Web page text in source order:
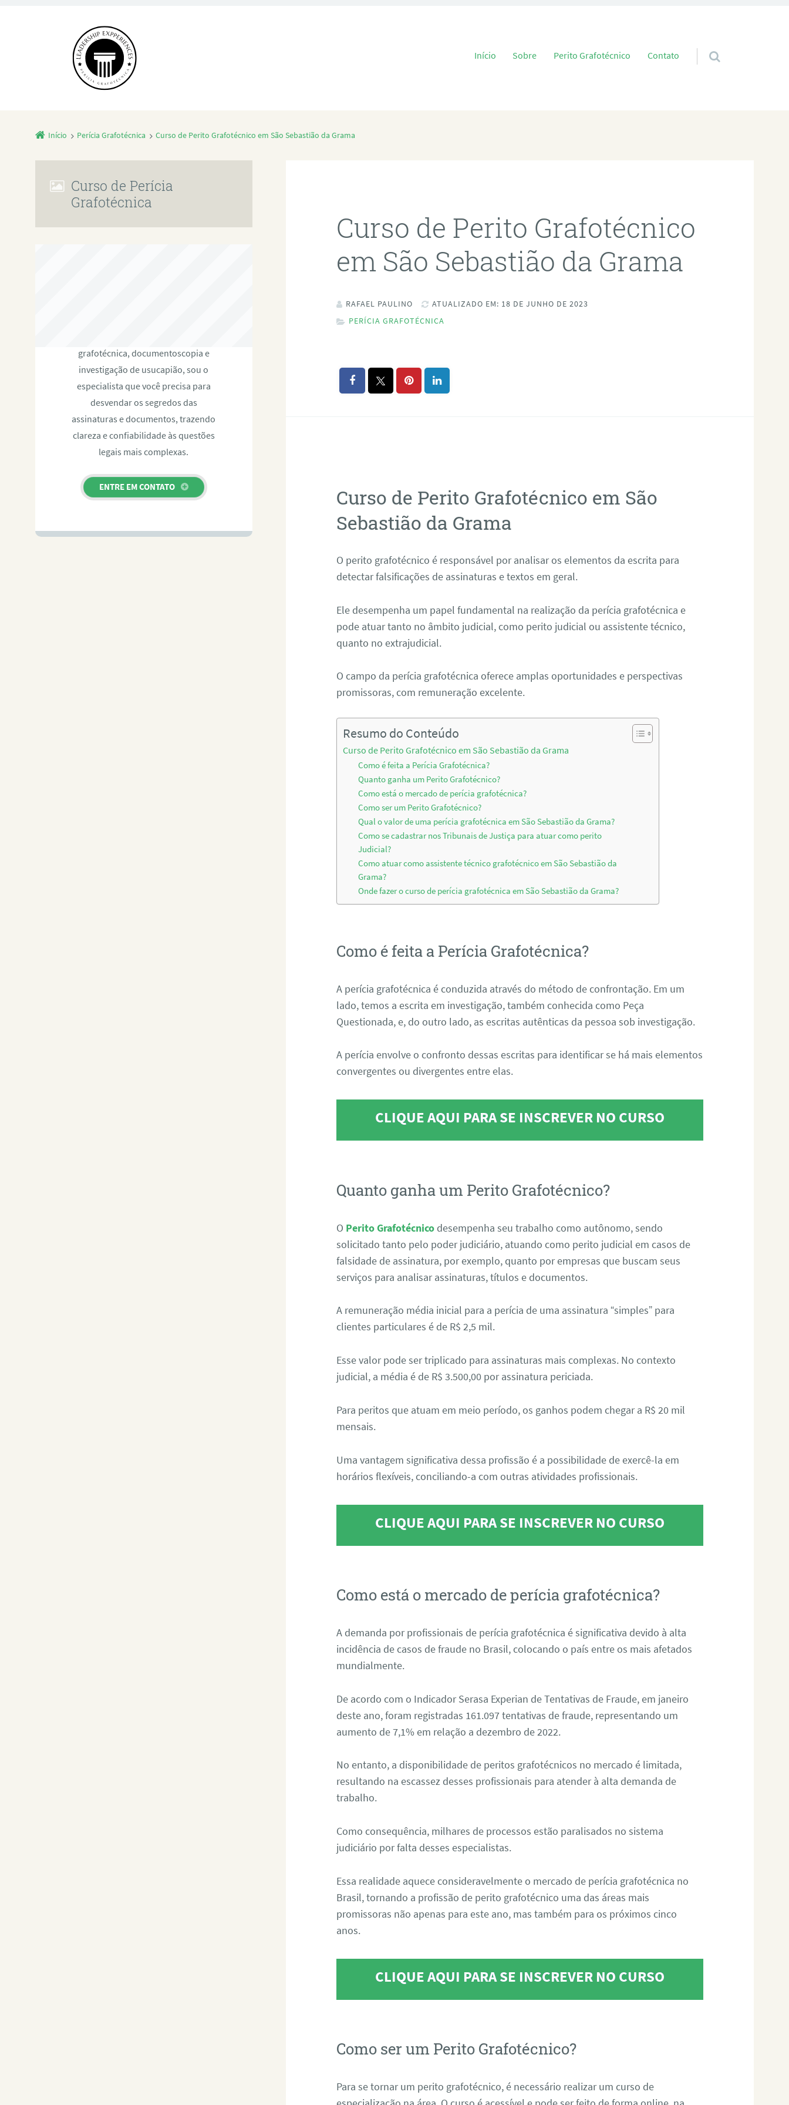
Pular para o conteúdo
Início Sobre Perito Grafotécnico Contato
Início Perícia Grafotécnica Curso de Perito Grafotécnico em São Sebastião da Grama
Curso de Perito Grafotécnico
em São Sebastião da Grama
RAFAEL PAULINO
ATUALIZADO EM: 18 DE JUNHO DE 2023
PERÍCIA GRAFOTÉCNICA
Curso de Perito Grafotécnico em São
Sebastião da Grama
O perito grafotécnico é responsável por analisar os elementos da escrita para
detectar falsificações de assinaturas e textos em geral.
Ele desempenha um papel fundamental na realização da perícia grafotécnica e
pode atuar tanto no âmbito judicial, como perito judicial ou assistente técnico,
quanto no extrajudicial.
O campo da perícia grafotécnica oferece amplas oportunidades e perspectivas
promissoras, com remuneração excelente.
Resumo do Conteúdo
Curso de Perito Grafotécnico em São Sebastião da Grama
Como é feita a Perícia Grafotécnica?
Quanto ganha um Perito Grafotécnico?
Como está o mercado de perícia grafotécnica?
Como ser um Perito Grafotécnico?
Qual o valor de uma perícia grafotécnica em São Sebastião da Grama?
Como se cadastrar nos Tribunais de Justiça para atuar como perito
Judicial?
Como atuar como assistente técnico grafotécnico em São Sebastião da
Grama?
Onde fazer o curso de perícia grafotécnica em São Sebastião da Grama?
Como é feita a Perícia Grafotécnica?
A perícia grafotécnica é conduzida através do método de confrontação. Em um
lado, temos a escrita em investigação, também conhecida como Peça
Questionada, e, do outro lado, as escritas autênticas da pessoa sob investigação.
A perícia envolve o confronto dessas escritas para identificar se há mais elementos
convergentes ou divergentes entre elas.
CLIQUE AQUI PARA SE INSCREVER NO CURSO
Quanto ganha um Perito Grafotécnico?
O Perito Grafotécnico desempenha seu trabalho como autônomo, sendo
solicitado tanto pelo poder judiciário, atuando como perito judicial em casos de
falsidade de assinatura, por exemplo, quanto por empresas que buscam seus
serviços para analisar assinaturas, títulos e documentos.
A remuneração média inicial para a perícia de uma assinatura “simples” para
clientes particulares é de R$ 2,5 mil.
Esse valor pode ser triplicado para assinaturas mais complexas. No contexto
judicial, a média é de R$ 3.500,00 por assinatura periciada.
Para peritos que atuam em meio período, os ganhos podem chegar a R$ 20 mil
mensais.
Uma vantagem significativa dessa profissão é a possibilidade de exercê-la em
horários flexíveis, conciliando-a com outras atividades profissionais.
CLIQUE AQUI PARA SE INSCREVER NO CURSO
Como está o mercado de perícia grafotécnica?
A demanda por profissionais de perícia grafotécnica é significativa devido à alta
incidência de casos de fraude no Brasil, colocando o país entre os mais afetados
mundialmente.
De acordo com o Indicador Serasa Experian de Tentativas de Fraude, em janeiro
deste ano, foram registradas 161.097 tentativas de fraude, representando um
aumento de 7,1% em relação a dezembro de 2022.
No entanto, a disponibilidade de peritos grafotécnicos no mercado é limitada,
resultando na escassez desses profissionais para atender à alta demanda de
trabalho.
Como consequência, milhares de processos estão paralisados no sistema
judiciário por falta desses especialistas.
Essa realidade aquece consideravelmente o mercado de perícia grafotécnica no
Brasil, tornando a profissão de perito grafotécnico uma das áreas mais
promissoras não apenas para este ano, mas também para os próximos cinco
anos.
CLIQUE AQUI PARA SE INSCREVER NO CURSO
Como ser um Perito Grafotécnico?
Para se tornar um perito grafotécnico, é necessário realizar um curso de
Curso de Perícia
Grafotécnica
grafotécnica, documentoscopia e
investigação de usucapião, sou o
especialista que você precisa para
desvendar os segredos das
assinaturas e documentos, trazendo
clareza e confiabilidade às questões
legais mais complexas.
ENTRE EM CONTATO